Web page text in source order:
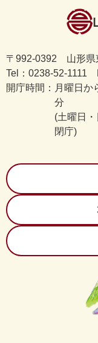
〒992-0392 山形県
Tel：0238-52-1111
開庁時間： 月曜日か
分
(土曜日
閉庁)